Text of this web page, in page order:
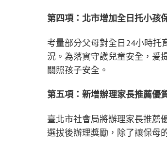
第四項：北市增加全日托小孩
考量部分父母對全日24小時托
況。為落實守護兒童安全，爰
關照孩子安全。
第五項：新增辦理家長推薦優
臺北市社會局將辦理家長推薦
選拔後辦理獎勵，除了讓保母